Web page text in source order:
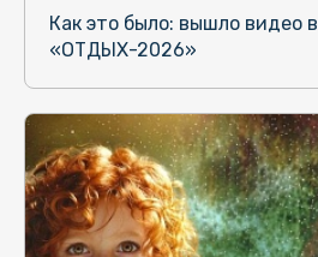
Как это было: вышло видео
«ОТДЫХ-2026»